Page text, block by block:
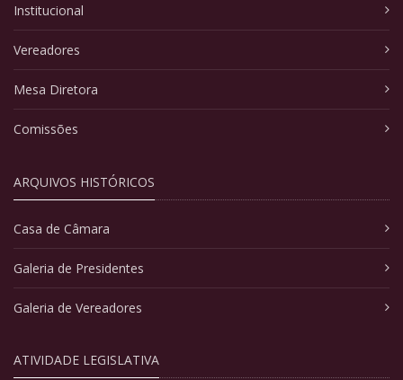
Institucional
Vereadores
Mesa Diretora
Comissões
ARQUIVOS HISTÓRICOS
Casa de Câmara
Galeria de Presidentes
Galeria de Vereadores
ATIVIDADE LEGISLATIVA